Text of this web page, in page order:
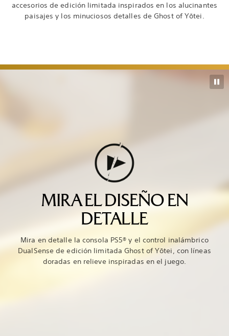
accesorios de edición limitada inspirados en los alucinantes
paisajes y los minuciosos detalles de Ghost of Yōtei.
MIRA EL DISEÑO EN
DETALLE
Mira en detalle la consola PS5® y el control inalámbrico
DualSense de edición limitada Ghost of Yōtei, con líneas
doradas en relieve inspiradas en el juego.